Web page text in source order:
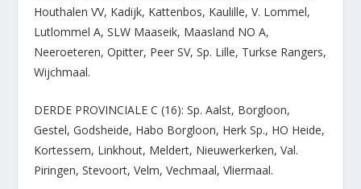
Houthalen VV, Kadijk, Kattenbos, Kaulille, V. Lommel,
Lutlommel A, SLW Maaseik, Maasland NO A,
Neeroeteren, Opitter, Peer SV, Sp. Lille, Turkse Rangers,
Wijchmaal.
DERDE PROVINCIALE C (16): Sp. Aalst, Borgloon,
Gestel, Godsheide, Habo Borgloon, Herk Sp., HO Heide,
Kortessem, Linkhout, Meldert, Nieuwerkerken, Val.
Piringen, Stevoort, Velm, Vechmaal, Vliermaal.